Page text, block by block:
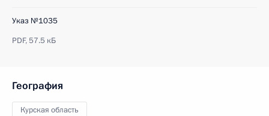
Указ №1035
PDF,57.5 кБ
География
Курская область